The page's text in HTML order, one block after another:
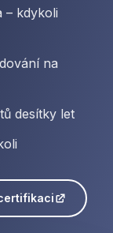
– kdykoli
na
desítky let